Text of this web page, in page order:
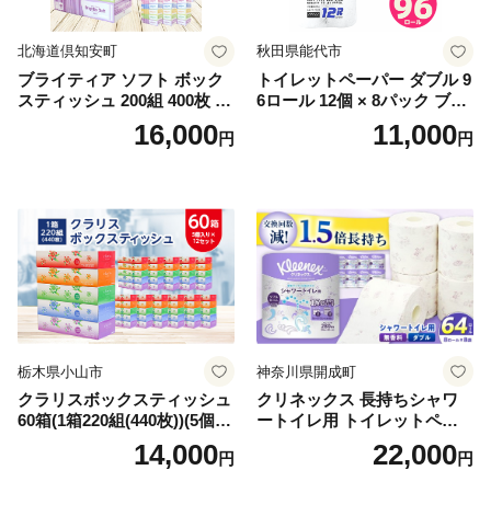
北海道倶知安町
ブライティア ソフト ボック
スティッシュ 200組 400枚 60
箱 日本製 まとめ買い ティッ
シュ リサイクル 長持 防災 常
倶知安町 日用品
16,000円
秋田県能代市
トイレットペーパー ダブル 9
6ロール 12個 × 8パック ブラ
ンカ 再生紙 100％ 芯あり 日
用品 消耗品 無香料 生活用品
11,000円
栃木県小山市
クラリスボックスティッシュ
60箱(1箱220組(440枚))(5個入
り×12セット)【1256759】
14,000円
神奈川県開成町
クリネックス 長持ちシャワ
ートイレ用 トイレットペー
パー（ダブル）64ロール(8ロ
ール×8パック) 開成町 トイレ
22,000円